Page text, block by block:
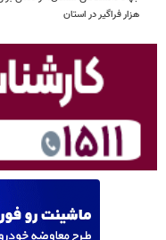
هزار فراگیر در استان